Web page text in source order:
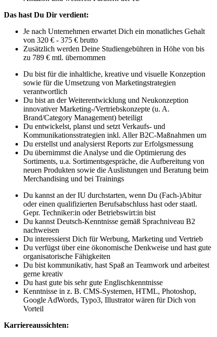
Das hast Du Dir verdient:
Je nach Unternehmen erwartet Dich ein monatliches Gehalt
von 320 € - 375 € brutto
Zusätzlich werden Deine Studiengebühren in Höhe von bis
zu 789 € mtl. übernommen
Du bist für die inhaltliche, kreative und visuelle Konzeption
sowie für die Umsetzung von Marketingstrategien
verantwortlich
Du bist an der Weiterentwicklung und Neukonzeption
innovativer Marketing-/Vertriebskonzepte (u. A.
Brand/Category Management) beteiligt
Du entwickelst, planst und setzt Verkaufs- und
Kommunikationsstrategien inkl. Aller B2C-Maßnahmen um
Du erstellst und analysierst Reports zur Erfolgsmessung
Du übernimmst die Analyse und die Optimierung des
Sortiments, u.a. Sortimentsgespräche, die Aufbereitung von
neuen Produkten sowie die Auslistungen und Beratung beim
Merchandising und bei Trainings
Du kannst an der IU durchstarten, wenn Du (Fach-)Abitur
oder einen qualifizierten Berufsabschluss hast oder staatl.
Gepr. Techniker:in oder Betriebswirt:in bist
Du kannst Deutsch-Kenntnisse gemäß Sprachniveau B2
nachweisen
Du interessierst Dich für Werbung, Marketing und Vertrieb
Du verfügst über eine ökonomische Denkweise und hast gute
organisatorische Fähigkeiten
Du bist kommunikativ, hast Spaß an Teamwork und arbeitest
gerne kreativ
Du hast gute bis sehr gute Englischkenntnisse
Kenntnisse in z. B. CMS-Systemen, HTML, Photoshop,
Google AdWords, Typo3, Illustrator wären für Dich von
Vorteil
Karriereaussichten: